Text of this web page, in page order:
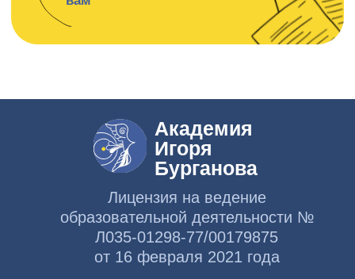
Сведения об образовательной
организации
Мы в соцсетях